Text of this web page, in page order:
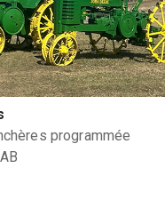
programmée